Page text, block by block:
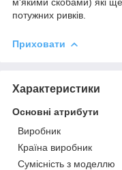
потужних ривків.
Приховати
Характеристики
Основні атрибути
Виробник
Країна виробник
Сумісність з моделлю